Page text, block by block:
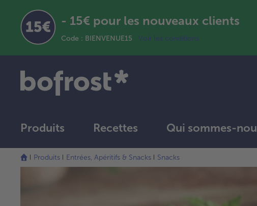
- 15€ pour les nouveaux clients
Code : BIENVENUE15 Voir les conditions
Produits Recettes Qui sommes-
Produits Entrées, Apéritifs & Snacks Snacks